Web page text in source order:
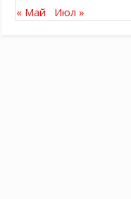
« Май Июл »